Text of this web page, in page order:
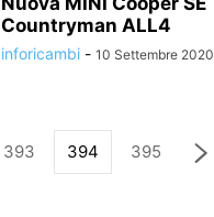
Countryman ALL4
inforicambi - 10 Settembre 2020
393 394 395